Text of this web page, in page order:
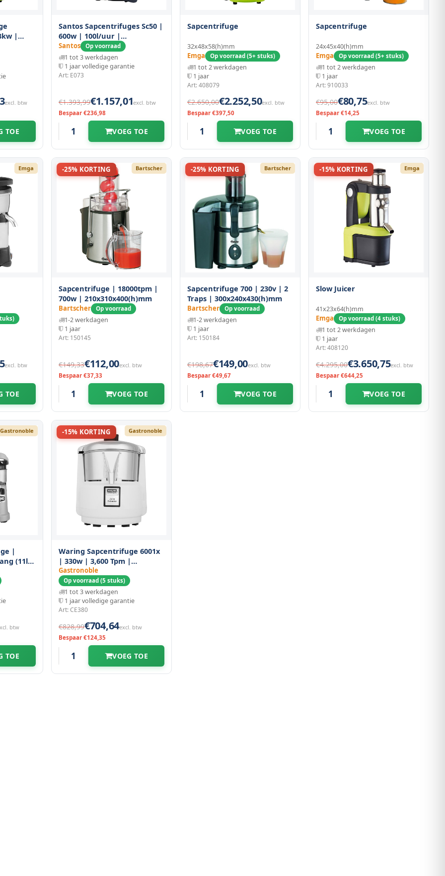
|
excl. btw
TOE
Santos Sapcentrifuges Sc50 |
600w | 100l/uur |
260x470x450(h)mm
Santos Op voorraad
1 tot 3 werkdagen
1 jaar volledige garantie
Art: E073
€1.393,99€1.157,01excl. btw
Bespaar €236,98
VOEG TOE
Sapcentrifuge
32x48x58(h)mm
Emga Op voorraad (5+ stuks)
1 tot 2 werkdagen
1 jaar
Art: 408079
€2.650,00€2.252,50excl. btw
Bespaar €397,50
VOEG TOE
Sapcentrifuge
24x45x40(h)mm
Emga Op voorraad (5+ stuks)
1 tot 2 werkdagen
1 jaar
Art: 910033
€95,00€80,75excl. btw
Bespaar €14,25
VOEG TOE
Emga
excl. btw
TOE
-25% KORTING Bartscher
Sapcentrifuge | 18000tpm |
700w | 210x310x400(h)mm
Bartscher Op voorraad
1-2 werkdagen
1 jaar
Art: 150145
€149,33€112,00excl. btw
Bespaar €37,33
VOEG TOE
-25% KORTING Bartscher
Sapcentrifuge 700 | 230v | 2
Traps | 300x240x430(h)mm
Bartscher Op voorraad
1-2 werkdagen
1 jaar
Art: 150184
€198,67€149,00excl. btw
Bespaar €49,67
VOEG TOE
-15% KORTING Emga
Slow Juicer
41x23x64(h)mm
Emga Op voorraad (4 stuks)
1 tot 2 werkdagen
1 jaar
Art: 408120
€4.295,00€3.650,75excl. btw
Bespaar €644,25
VOEG TOE
Gastronoble
|
(11l)
btw
TOE
-15% KORTING Gastronoble
Waring Sapcentrifuge 6001x
| 330w | 3,600 Tpm |
230x230x310(h)mm
Gastronoble
Op voorraad (5 stuks)
1 tot 3 werkdagen
1 jaar volledige garantie
Art: CE380
€828,99€704,64excl. btw
Bespaar €124,35
VOEG TOE